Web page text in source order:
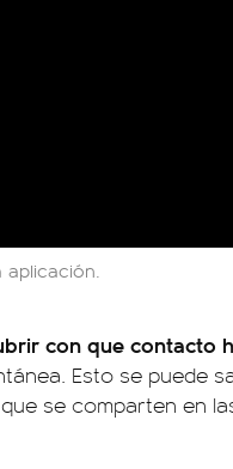
con que contacto
Esto se puede
se comparten en